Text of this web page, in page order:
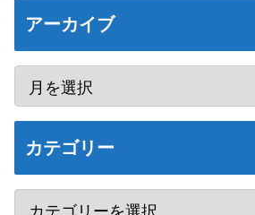
アーカイブ
カテゴリー